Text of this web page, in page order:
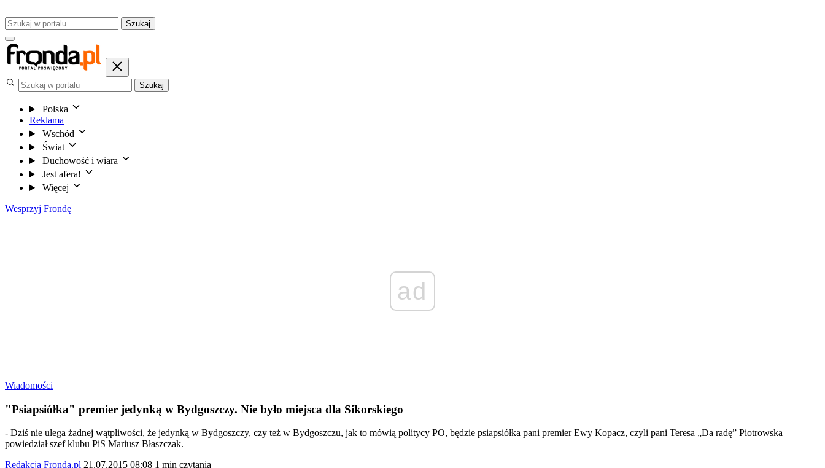
Szukaj
Szukaj
Polska
Reklama
Wschód
Świat
Duchowość i wiara
Jest afera!
Więcej
Wesprzyj Frondę
ad
Wiadomości
"Psiapsiółka" premier jedynką w Bydgoszczy. Nie było miejsca dla Sikorskiego
- Dziś nie ulega żadnej wątpliwości, że jedynką w Bydgoszczy, czy też w Bydgoszczu, jak to mówią politycy PO, będzie psiapsiółka pani premier Ewy Kopacz, czyli pani Teresa „Da radę” Piotrowska –
powiedział szef klubu PiS Mariusz Błaszczak.
Redakcja Fronda.pl 21.07.2015 08:08 1 min czytania